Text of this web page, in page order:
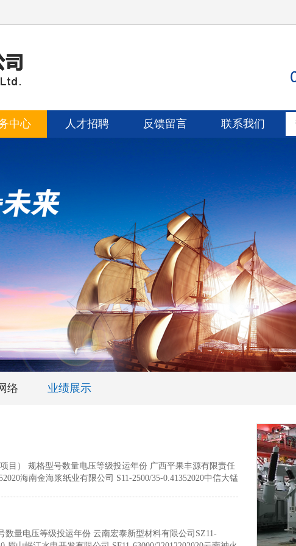
中心 人才招聘 反馈留言 联系我们
络 业绩展示
目） 规格型号数量电压等级投运年份 广西平果丰源有限责任
海南金海浆纸业有限公司 S11-2500/35-0.41352020中信大锰
兴业诚钢钙业综合利用有限公司 S11-12500/35-10.51352020
石化销售有限公司华南分公司 S11-4000/35-6.32352019广西
北海诚德金属压延有限公司 S11-50000/351352019万洲
量电压等级投运年份 云南宏泰新型材料有限公司SZ11-